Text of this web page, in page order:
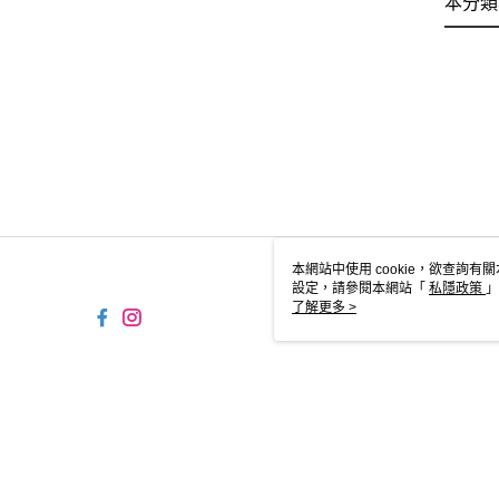
本網站中使用 cookie，欲查詢有
設定，請參閱本網站「 私隱政策
用 cookie。
了解更多 >